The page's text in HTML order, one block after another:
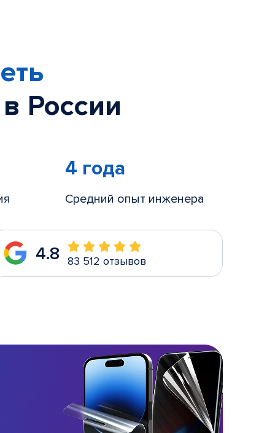
России
4 года
Средний опыт инженера
4.8 83 512 отзывов